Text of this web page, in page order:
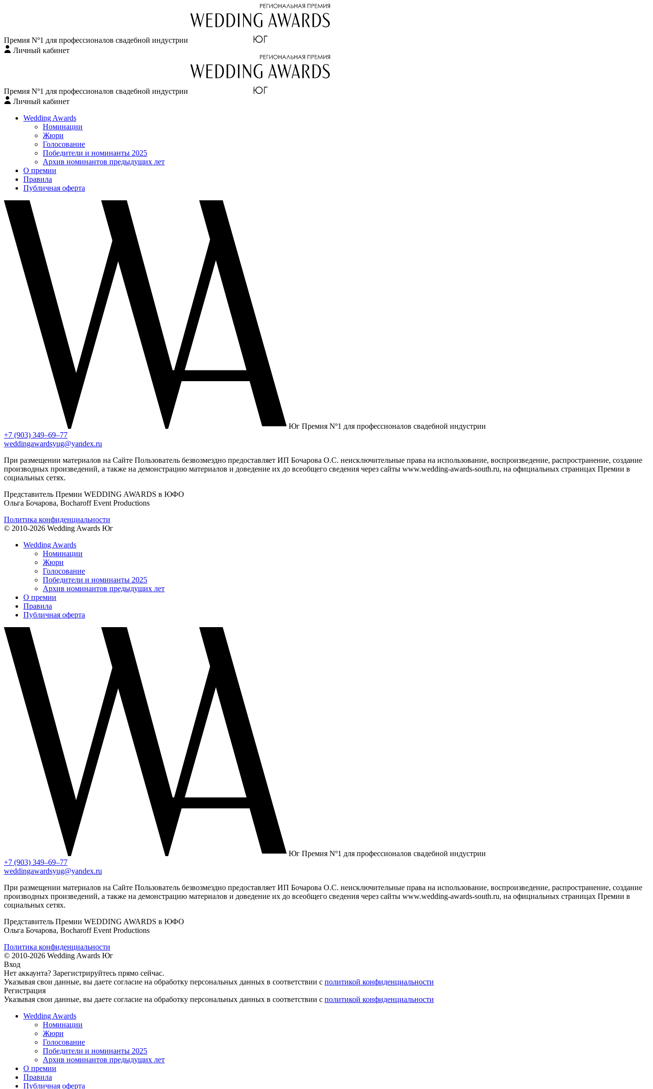
Премия Nº1 для профессионалов свадебной индустрии
Личный кабинет
Премия Nº1 для профессионалов свадебной индустрии
Личный кабинет
Wedding Awards
Номинации
Жюри
Голосование
Победители и номинанты 2025
Архив номинантов предыдущих лет
О премии
Правила
Публичная оферта
Юг Премия Nº1 для профессионалов свадебной индустрии
+7 (903) 349–69–77
weddingawardsyug@yandex.ru
При размещении материалов на Сайте Пользователь безвозмездно предоставляет ИП Бочарова О.С. неисключительные права на использование, воспроизведение, распространение, создание
производных произведений, а также на демонстрацию материалов и доведение их до всеобщего сведения через сайты www.wedding-awards-south.ru, на официальных страницах Премии в
социальных сетях.
Представитель Премии WEDDING AWARDS в ЮФО
Ольга Бочарова, Bocharoff Event Productions
Политика конфиденциальности
© 2010-2026 Wedding Awards Юг
Wedding Awards
Номинации
Жюри
Голосование
Победители и номинанты 2025
Архив номинантов предыдущих лет
О премии
Правила
Публичная оферта
Юг Премия Nº1 для профессионалов свадебной индустрии
+7 (903) 349–69–77
weddingawardsyug@yandex.ru
При размещении материалов на Сайте Пользователь безвозмездно предоставляет ИП Бочарова О.С. неисключительные права на использование, воспроизведение, распространение, создание
производных произведений, а также на демонстрацию материалов и доведение их до всеобщего сведения через сайты www.wedding-awards-south.ru, на официальных страницах Премии в
социальных сетях.
Представитель Премии WEDDING AWARDS в ЮФО
Ольга Бочарова, Bocharoff Event Productions
Политика конфиденциальности
© 2010-2026 Wedding Awards Юг
Вход
Нет аккаунта? Зарегистрируйтесь прямо сейчас.
Указывая свои данные, вы даете согласие на обработку персональных данных в соответствии с политикой конфиденциальности
Регистрация
Указывая свои данные, вы даете согласие на обработку персональных данных в соответствии с политикой конфиденциальности
Wedding Awards
Номинации
Жюри
Голосование
Победители и номинанты 2025
Архив номинантов предыдущих лет
О премии
Правила
Публичная оферта